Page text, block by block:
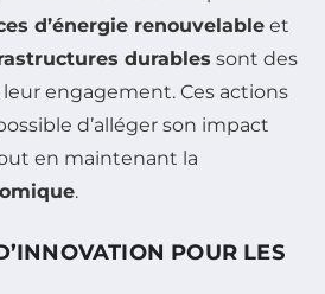
d’énergie renouvelable et
durables sont des
engagement. Ces actions
d’alléger son impact
en maintenant la
.
POUR LES